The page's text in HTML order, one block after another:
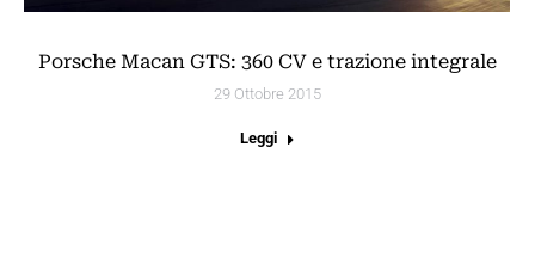
Porsche Macan GTS: 360 CV e trazione integrale
29 Ottobre 2015
Leggi